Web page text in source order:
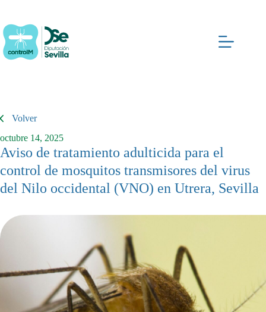
contenido
Volver
octubre 14, 2025
Aviso de tratamiento adulticida para el
control de mosquitos transmisores del virus
del Nilo occidental (VNO) en Utrera, Sevilla